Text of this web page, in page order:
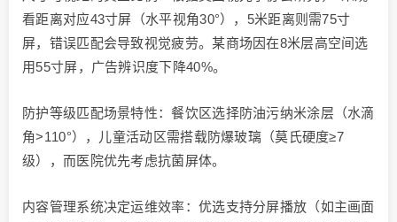
看距离对应43寸屏（水平视角30°），5米距离则需75寸
屏，错误匹配会导致视觉疲劳。某商场因在8米层高空间选
用55寸屏，广告辨识度下降40%。
防护等级匹配场景特性：餐饮区选择防油污纳米涂层（水滴
角>110°），儿童活动区需搭载防爆玻璃（莫氏硬度≥7
级），而医院优先考虑抗菌屏体。
内容管理系统决定运维效率：优选支持分屏播放（如主画面